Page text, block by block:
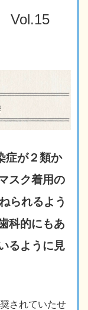
Vol.15
症が２類か
スク着用の
られるよう
科的にもあ
るように見
されていたせ